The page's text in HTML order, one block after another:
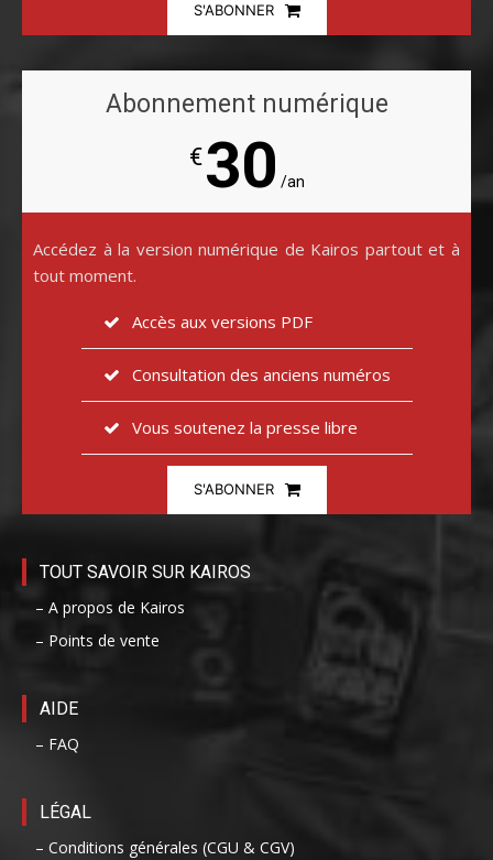
S'ABONNER
Abonnement numérique
€30 /an
Accédez à la version numérique de Kairos partout et à
tout moment.
Accès aux versions PDF
Consultation des anciens numéros
Vous soutenez la presse libre
S'ABONNER
TOUT SAVOIR SUR KAIROS
– A propos de Kairos
– Points de vente
AIDE
– FAQ
LÉGAL
– Conditions générales (CGU & CGV)